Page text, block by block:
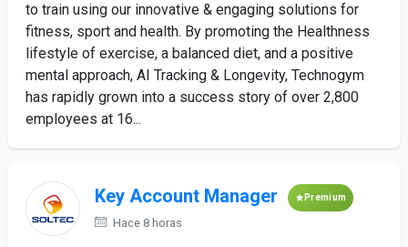
to train using our innovative & engaging solutions for
fitness, sport and health. By promoting the Healthness
lifestyle of exercise, a balanced diet, and a positive
mental approach, AI Tracking & Longevity, Technogym
has rapidly grown into a success story of over 2,800
employees at 16...
Key Account Manager Premium
Hace 8 horas